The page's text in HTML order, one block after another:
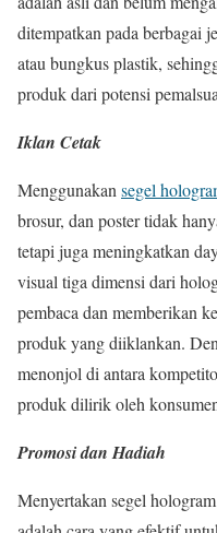
ditempatkan pada berbagai
atau bungkus plastik,
produk dari potensi
Iklan Cetak
Menggunakan segel
brosur, dan poster tidak
tetapi juga meningkatkan
visual tiga dimensi dari
pembaca dan memberikan
produk yang diiklankan.
menonjol di antara
produk dilirik oleh
Promosi dan Hadiah
Menyertakan segel